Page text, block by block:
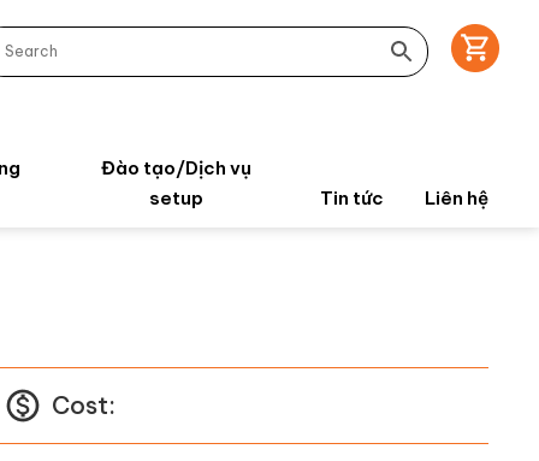
Đào tạo/Dịch vụ
setup
Tin tức Liên hệ
Cost: